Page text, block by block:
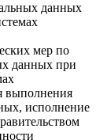
данных
мер по
данных при
выполнения
исполнение